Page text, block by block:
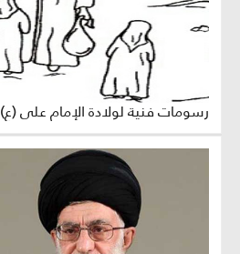
رسومات فنية لولادة الإمام علي (ع)